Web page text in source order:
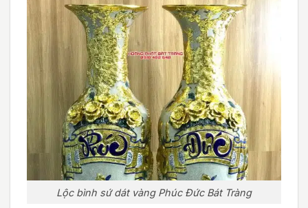
Lộc bình sứ dát vàng Phúc Đức Bát Tràng